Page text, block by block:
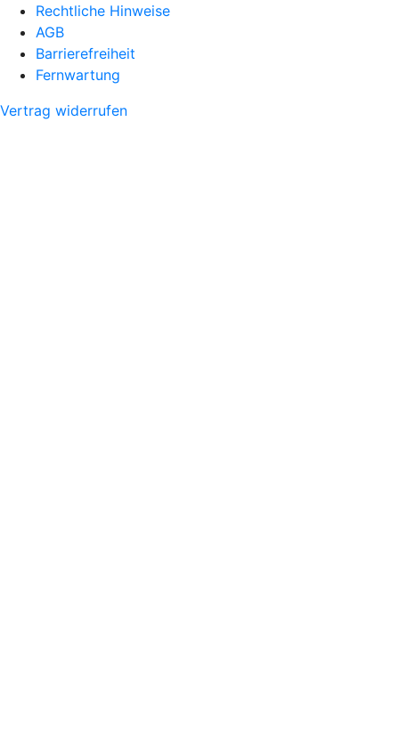
Rechtliche Hinweise
AGB
Barrierefreiheit
Fernwartung
Vertrag widerrufen